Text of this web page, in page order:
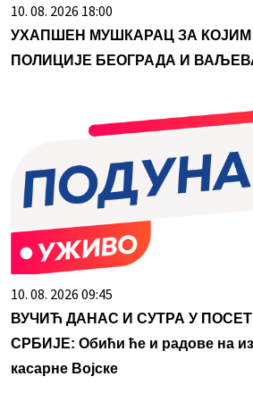
10. 08. 2026 18:00
УХАПШЕН МУШКАРАЦ ЗА КОЈИМ
ПОЛИЦИЈЕ БЕОГРАДА И
10. 08. 2026 09:45
ВУЧИЋ ДАНАС И СУТРА У
СРБИЈЕ: Обићи ће и радове на
касарне Војске